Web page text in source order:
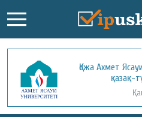
Қожа Ахмет
қазақ-